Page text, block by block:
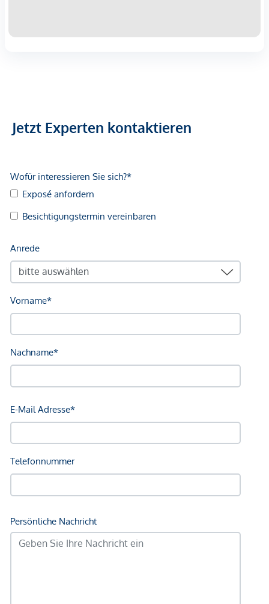
Jetzt Experten kontaktieren